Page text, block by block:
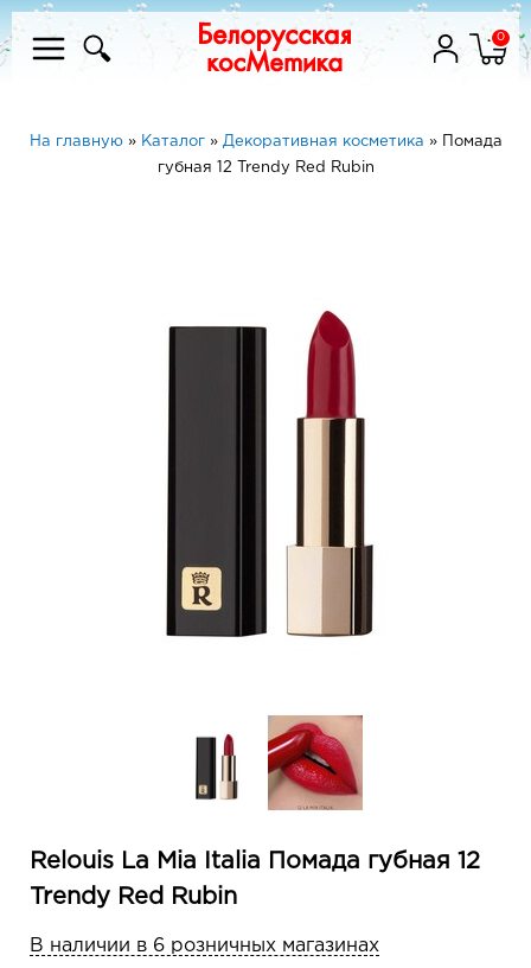
0
На главную» Каталог» Декоративная косметика »
Помада
губная 12 Trendy Red Rubin
Relouis La Mia Italia Помада губная 12
Trendy Red Rubin
В наличии в 6 розничных магазинах